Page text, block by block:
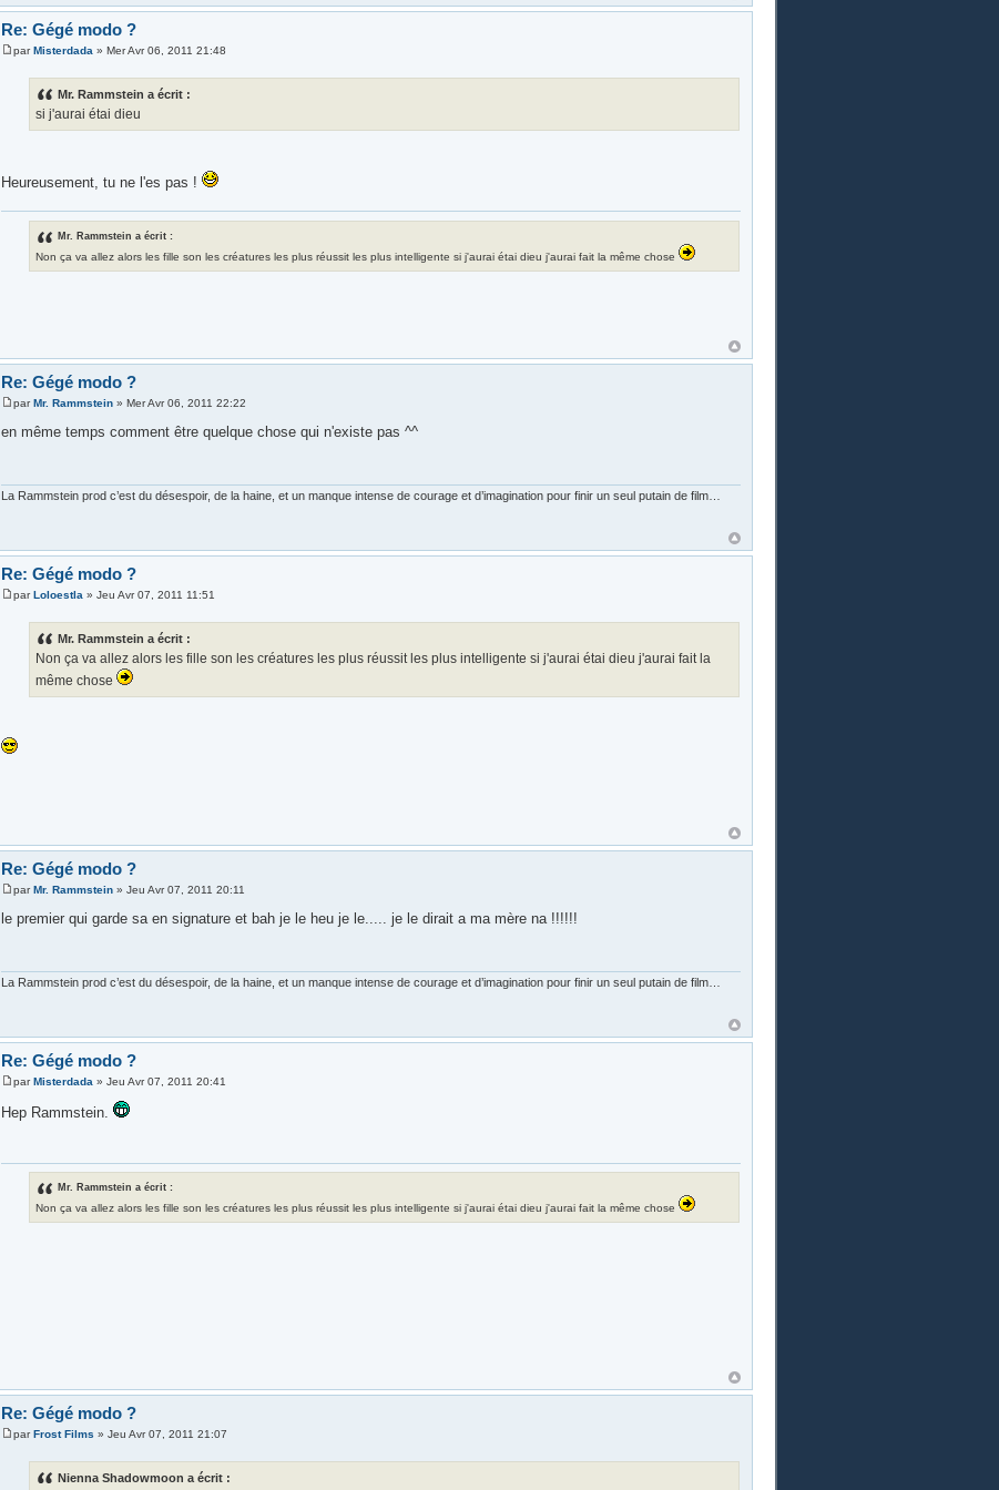
Re: Gégé modo ?
par Misterdada» Mer Avr 06, 2011 21:48
Mr. Rammstein a écrit :
si j'aurai étai dieu
Heureusement, tu ne l'es pas !
Mr. Rammstein a écrit :
Non ça va allez alors les fille son les créatures les plus réussit les plus intelligente si j'aurai étai dieu j'aurai fait la même chose
Re: Gégé modo ?
par Mr. Rammstein» Mer Avr 06, 2011 22:22
en même temps comment être quelque chose qui n'existe pas ^^
La Rammstein prod c’est du désespoir, de la haine, et un manque intense de courage et d’imagination pour finir un seul putain de film…
Re: Gégé modo ?
par Loloestla» Jeu Avr 07, 2011 11:51
Mr. Rammstein a écrit :
Non ça va allez alors les fille son les créatures les plus réussit les plus intelligente si j'aurai étai dieu j'aurai fait la
même chose
Re: Gégé modo ?
par Mr. Rammstein» Jeu Avr 07, 2011 20:11
le premier qui garde sa en signature et bah je le heu je le..... je le dirait a ma mère na !!!!!!
La Rammstein prod c’est du désespoir, de la haine, et un manque intense de courage et d’imagination pour finir un seul putain de film…
Re: Gégé modo ?
par Misterdada» Jeu Avr 07, 2011 20:41
Hep Rammstein.
Mr. Rammstein a écrit :
Non ça va allez alors les fille son les créatures les plus réussit les plus intelligente si j'aurai étai dieu j'aurai fait la même chose
Re: Gégé modo ?
par Frost Films » Jeu Avr 07, 2011 21:07
Nienna Shadowmoon a écrit :